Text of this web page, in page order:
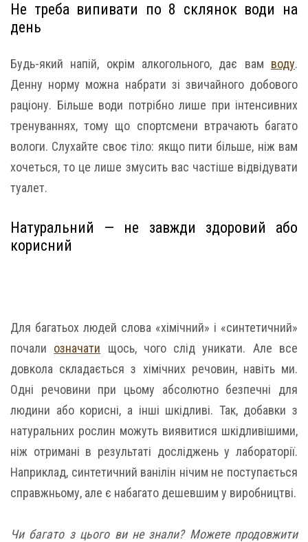
Не треба випивати по 8 склянок води на
день
Будь-який напій, окрім алкогольного, дає вам воду.
Денну норму можна набрати зі звичайного добового
раціону. Більше води потрібно лише при інтенсивних
тренуваннях, тому що спортсмени втрачають багато
вологи. Слухайте своє тіло: якщо пити більше, ніж вам
хочеться, то це лише змусить вас частіше відвідувати
туалет.
Натуральний — не завжди здоровий або
корисний
Для багатьох людей слова «хімічний» і «синтетичний»
почали означати щось, чого слід уникати. Але все
довкола складається з хімічних речовин, навіть ми.
Одні речовини при цьому абсолютно безпечні для
людини або корисні, а інші шкідливі. Так, добавки з
натуральних рослин можуть виявитися шкідливішими,
ніж отримані в результаті досліджень у лабораторії.
Наприклад, синтетичний ванілін нічим не поступається
справжньому, але є набагато дешевшим у виробництві.
Чи багато з цього ви не знали? Можете продовжити